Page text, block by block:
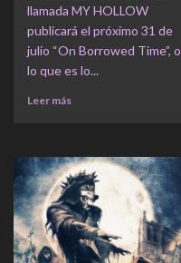
llamada MY HOLLOW
publicará el próximo 31 de
julio “On Borrowed Time”, o
lo que es lo...
Leer más